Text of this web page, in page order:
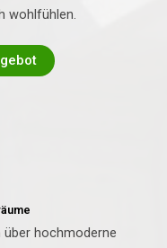
wohlfühlen.
hochmoderne